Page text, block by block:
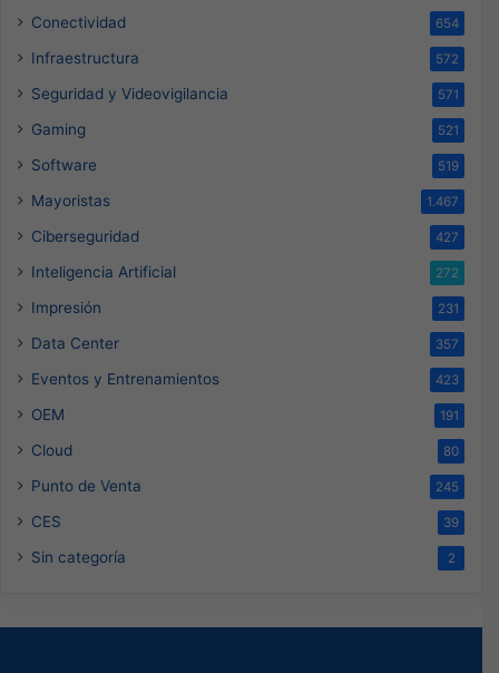
Conectividad 654
Infraestructura 572
Seguridad y Videovigilancia 571
Gaming 521
Software 519
Mayoristas 1.467
Ciberseguridad 427
Inteligencia Artificial 272
Impresión 231
Data Center 357
Eventos y Entrenamientos 423
OEM 191
Cloud 80
Punto de Venta 245
CES 39
Sin categoría 2